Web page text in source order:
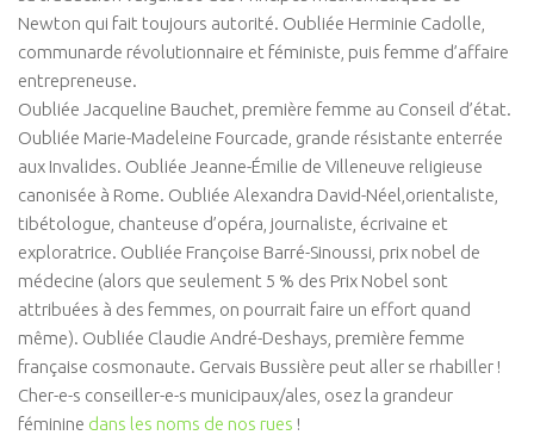
NEWS
Save the date
Vidéos
PARTENAIRES
BOUTIQUE
CONTACT
Newton qui fait toujours autorité. Oubliée Herminie Cadolle,
communarde révolutionnaire et féministe, puis femme d’affaire
entrepreneuse.
Oubliée Jacqueline Bauchet, première femme au Conseil d’état.
Oubliée Marie-Madeleine Fourcade, grande résistante enterrée
aux Invalides. Oubliée Jeanne-Émilie de Villeneuve religieuse
canonisée à Rome. Oubliée Alexandra David-Néel,orientaliste,
tibétologue, chanteuse d’opéra, journaliste, écrivaine et
exploratrice. Oubliée Françoise Barré-Sinoussi, prix nobel de
médecine (alors que seulement 5 % des Prix Nobel sont
attribuées à des femmes, on pourrait faire un effort quand
même). Oubliée Claudie André-Deshays, première femme
française cosmonaute. Gervais Bussière peut aller se rhabiller !
Cher-e-s conseiller-e-s municipaux/ales, osez la grandeur
féminine dans les noms de nos rues !